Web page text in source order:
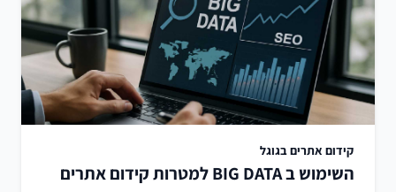
קידום אתרים בגוגל
השימוש ב BIG DATA למטרות קידום אתרים